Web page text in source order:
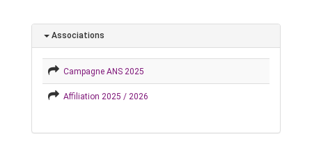
Associations
Campagne ANS 2025
Affiliation 2025 / 2026